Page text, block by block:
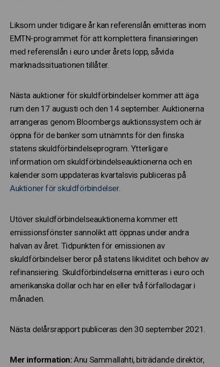
Liksom under tidigare år kan referenslån emitteras inom
EMTN-programmet för att komplettera finansieringen
med referenslån i euro under årets lopp, såvida
marknadssituationen tillåter.
Nästa auktioner för skuldförbindelser kommer att äga
rum den 17 augusti och den 14 september. Auktionerna
arrangeras genom Bloombergs auktionssystem och är
öppna för de banker som utnämnts för den finska
statens skuldförbindelseprogram. Ytterligare
information om skuldförbindelseauktionerna och en
kalender som uppdateras kvartalsvis publiceras på
Auktioner för skuldförbindelser.
Utöver skuldförbindelseauktionerna kommer ett
emissionsfönster sannolikt att öppnas under andra
halvan av året. Tidpunkten för emissionen av
skuldförbindelser beror på statens likviditet och behov av
refinansiering. Skuldförbindelserna emitteras i euro och
amerikanska dollar och har en eller två förfallodagar i
månaden.
Nästa delårsrapport publiceras den 30 september 2021.
Mer information:Anu Sammallahti, biträdande direktör,